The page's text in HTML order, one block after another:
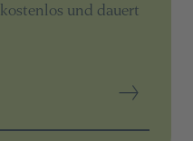
und dauert